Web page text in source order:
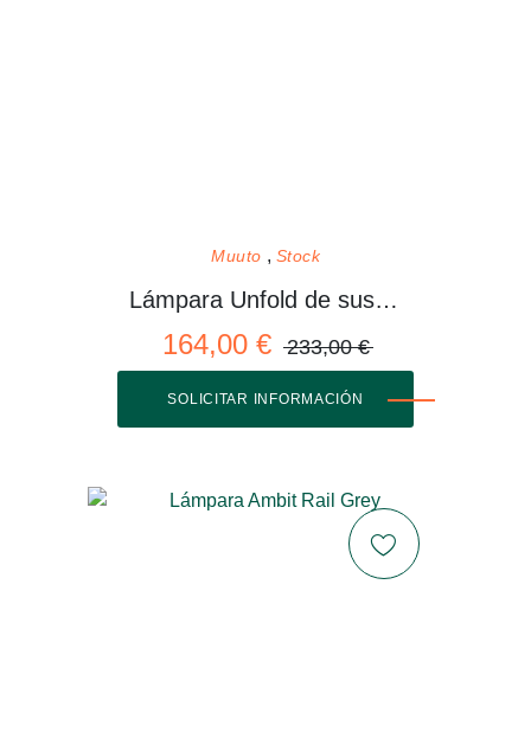
Muuto Stock
Lámpara Unfold de suspensión
164,00 € 233,00 €
SOLICITAR INFORMACIÓN